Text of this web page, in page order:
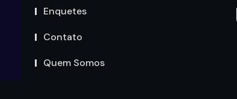
Enquetes
Contato
Quem Somos